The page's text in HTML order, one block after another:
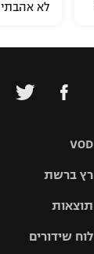
לא אהבתי
VOD
רץ ברשת
תוצאות
לוח שידורים